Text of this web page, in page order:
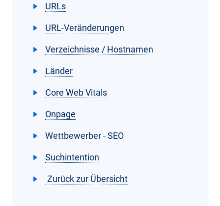
URLs
URL-Veränderungen
Verzeichnisse / Hostnamen
Länder
Core Web Vitals
Onpage
Wettbewerber - SEO
Suchintention
Zurück zur Übersicht